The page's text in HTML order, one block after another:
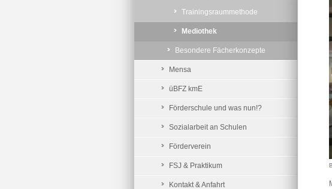
Trainingsraummethode
Mediothek
Besondere Fächerkonzepte
Mensa
üBFZ kmE
Förderschule und was nun!?
Sozialarbeit an Schulen
Förderverein
FSJ & Praktikum
Kontakt & Anfahrt